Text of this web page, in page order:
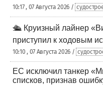
10:17 , 07 Августа 2026 /
🛳️ Круизный лайнер
приступил к ходовым
10:10 , 07 Августа 2026 /
ЕС исключил танкер
списков, признав